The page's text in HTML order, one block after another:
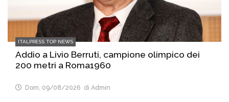
ITALPRESS TOP NEWS
Addio a Livio Berruti, campione olimpico dei
200 metri a Roma1960
Dom, 09/08/2026 di Admin